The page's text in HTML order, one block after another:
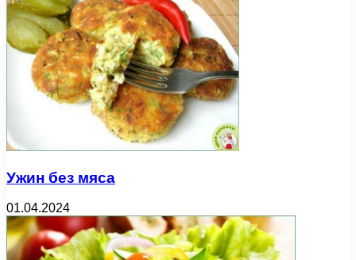
Ужин без мяса
01.04.2024